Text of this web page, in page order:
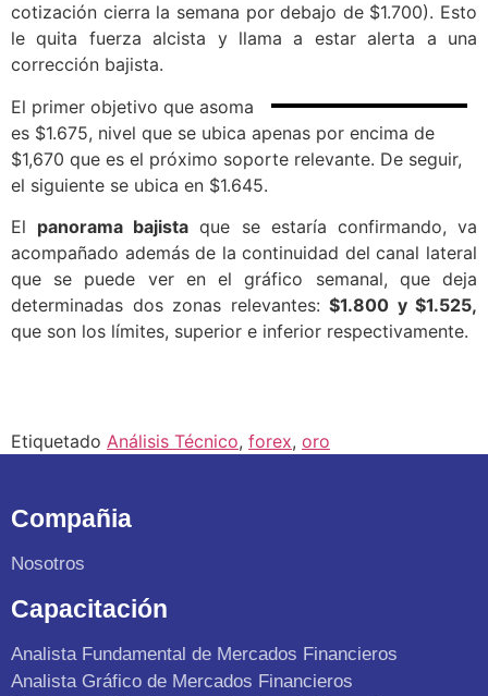
cotización cierra la semana por debajo de $1.700). Esto
le quita fuerza alcista y llama a estar alerta a una
corrección bajista.
El primer objetivo que asoma
es $1.675, nivel que se ubica apenas por encima de
$1,670 que es el próximo soporte relevante. De seguir,
el siguiente se ubica en $1.645.
El panorama bajista que se estaría confirmando, va
acompañado además de la continuidad del canal lateral
que se puede ver en el gráfico semanal, que deja
determinadas dos zonas relevantes: $1.800 y $1.525,
que son los límites, superior e inferior respectivamente.
Etiquetado Análisis Técnico, forex, oro
Compañia
Nosotros
Capacitación
Analista Fundamental de Mercados Financieros
Analista Gráfico de Mercados Financieros